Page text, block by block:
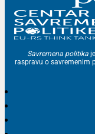
Savremena politika
raspravu o savremenim